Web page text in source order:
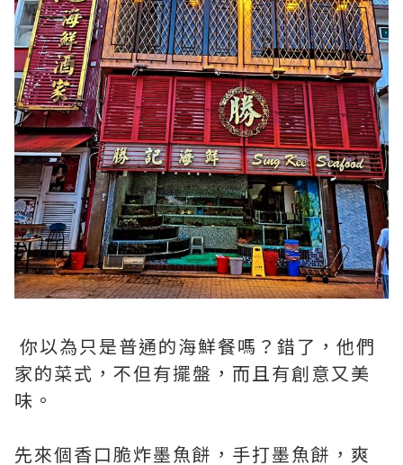
你以為只是普通的海鮮餐嗎？錯了，他們
家的菜式，不但有擺盤，而且有創意又美
味。
先來個香口脆炸墨魚餅，手打墨魚餅，爽